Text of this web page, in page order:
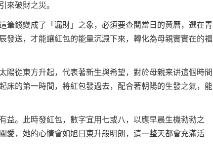
來破財之災。
筆錢變成了「漏財」之象，必須要查閱當日的黃曆，選在青
發送，才能讓紅包的能量沉澱下來，轉化為母親實實在的福
陽從東方升起，代表著新生與希望，對於母親来讲這個時間
床的第一時間，將紅包發過去，配合著朝陽的生發之氣，能
益。此時發紅包，數字宜用七或八，以應早晨生機勃勃之
愛，她的心情會如旭日東升般明朗，這一整天都會充滿活